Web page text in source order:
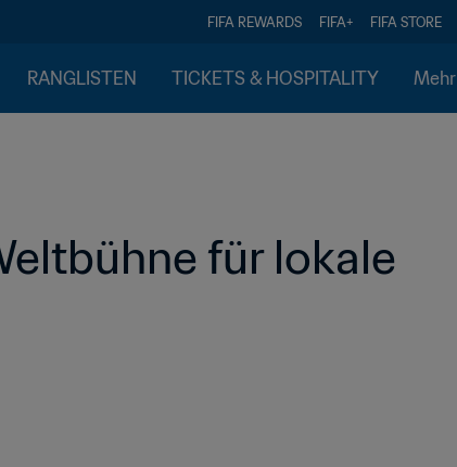
FIFA REWARDS FIFA+ FIFA STORE
RANGLISTEN TICKETS & HOSPITALITY Mehr
für lokale